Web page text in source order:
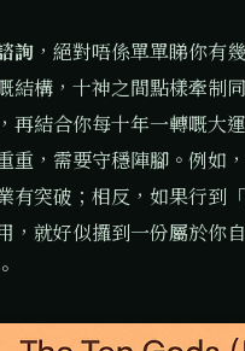
詢 ，絕對唔係單單睇你有
結構，十神之間點樣牽制
再結合你每十年一轉嘅大
重，需要守穩陣腳。例如
有突破；相反，如果行到
，就好似攞到一份屬於你